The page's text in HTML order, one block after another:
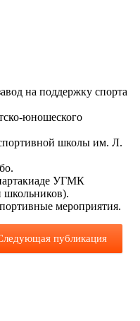
на поддержку спорта
юношеского
школы им. Л.
УГМК
школьников).
мероприятия.
публикация